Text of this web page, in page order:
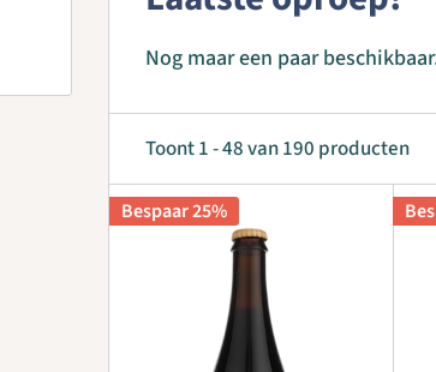
Nog maar een paar
Toont 1 - 48 van 190 producten
Bespaar 25%